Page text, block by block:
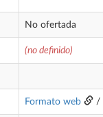
No ofertada
(no definido)
Formato web /